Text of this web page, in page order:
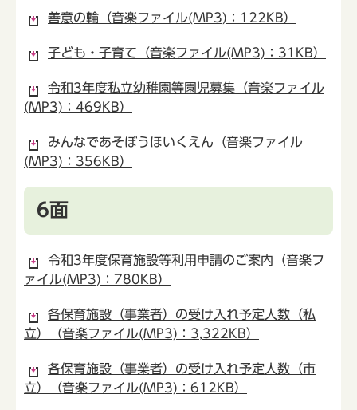
善意の輪（音楽ファイル(MP3)：122KB）
子ども・子育て（音楽ファイル(MP3)：31KB）
令和3年度私立幼稚園等園児募集（音楽ファイル
(MP3)：469KB）
みんなであそぼうほいくえん（音楽ファイル
(MP3)：356KB）
6面
令和3年度保育施設等利用申請のご案内（音楽フ
ァイル(MP3)：780KB）
各保育施設（事業者）の受け入れ予定人数（私
立）（音楽ファイル(MP3)：3,322KB）
各保育施設（事業者）の受け入れ予定人数（市
立）（音楽ファイル(MP3)：612KB）